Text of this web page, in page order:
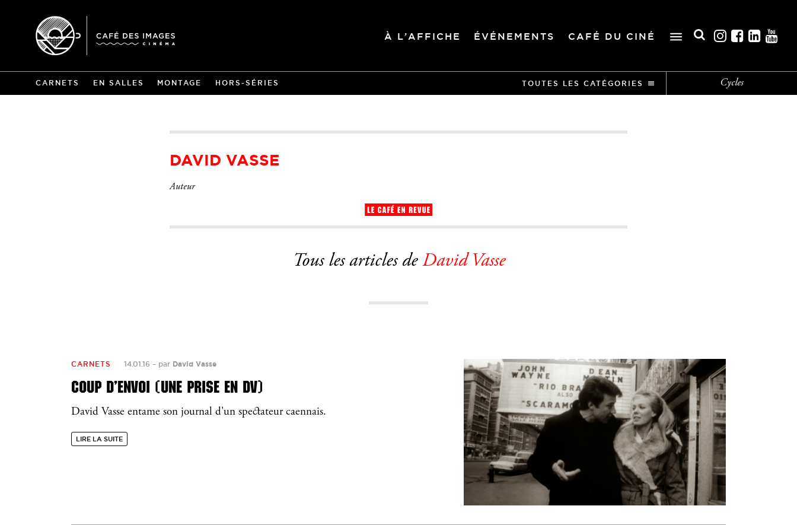
À L’AFFICHE ÉVÉNEMENTS CAFÉ DU CINÉ
CARNETS EN SALLES MONTAGE HORS-SÉRIES TOUTES LES CATÉGORIES Cycles
DAVID VASSE
Auteur
Tous les articles de David Vasse
CARNETS 14.01.16 – par David Vasse
COUP D’ENVOI (UNE PRISE EN DV)
David Vasse entame son journal d'un spectateur caennais.
LIRE LA SUITE